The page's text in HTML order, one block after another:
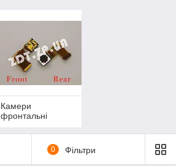
Камери
фронтальні
0 Фільтри